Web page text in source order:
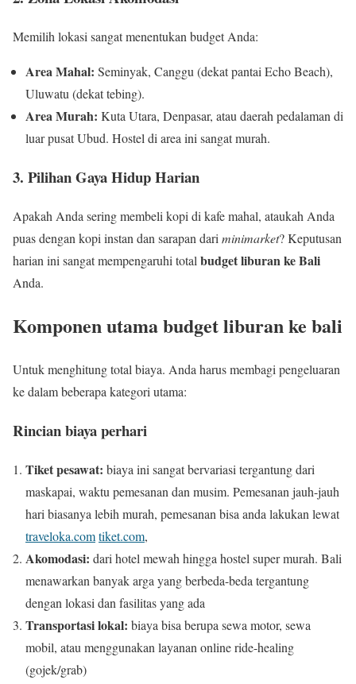
Memilih lokasi sangat menentukan budget Anda:
Area Mahal: Seminyak, Canggu (dekat pantai Echo Beach),
Uluwatu (dekat tebing).
Area Murah: Kuta Utara, Denpasar, atau daerah pedalaman di
luar pusat Ubud. Hostel di area ini sangat murah.
3. Pilihan Gaya Hidup Harian
Apakah Anda sering membeli kopi di kafe mahal, ataukah Anda
puas dengan kopi instan dan sarapan dari minimarket? Keputusan
harian ini sangat mempengaruhi total budget liburan ke Bali
Anda.
Komponen utama budget liburan ke bali
Untuk menghitung total biaya. Anda harus membagi pengeluaran
ke dalam beberapa kategori utama:
Rincian biaya perhari
Tiket pesawat: biaya ini sangat bervariasi tergantung dari
maskapai, waktu pemesanan dan musim. Pemesanan jauh-jauh
hari biasanya lebih murah, pemesanan bisa anda lakukan lewat
traveloka.comtiket.com,
Akomodasi: dari hotel mewah hingga hostel super murah. Bali
menawarkan banyak arga yang berbeda-beda tergantung
dengan lokasi dan fasilitas yang ada
Transportasi lokal: biaya bisa berupa sewa motor, sewa
mobil, atau menggunakan layanan online ride-healing
(gojek/grab)